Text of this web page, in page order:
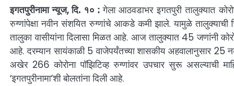
इगतपुरीनामा न्यूज, दि. १० :गेला आठवडाभर इगतपुरी तालुक्यात
रुग्णांपेक्षा नवीन संशयित रुग्णांचे आकडे कमी झाले. यामुळे तालुक्याची
तालुका वासीयांना दिलासा मिळत आहे. आज तालुक्यात 45 जणांनी
आहे. दरम्यान सायंकाळी 5 वाजेपर्यंतच्या शासकीय अहवालानुसार
अखेर 266 कोरोना पॉझिटिव्ह रुग्णांवर उपचार सुरू असल्याची
‘इगतपुरीनामा’शी बोलतांना दिली आहे.